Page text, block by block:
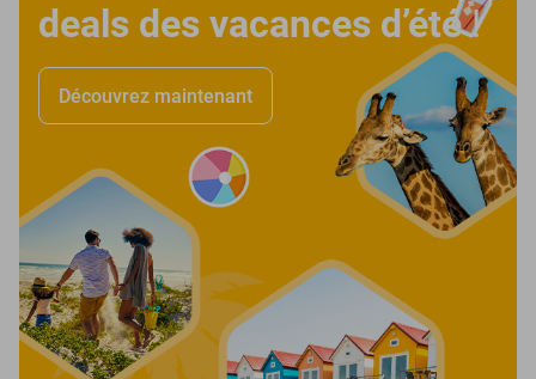
deals des vacances d’été!
Découvrez maintenant